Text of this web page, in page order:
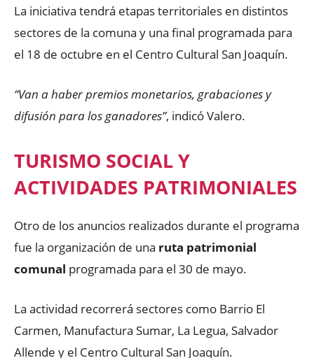
La iniciativa tendrá etapas territoriales en distintos
sectores de la comuna y una final programada para
el 18 de octubre en el Centro Cultural San Joaquín.
“Van a haber premios monetarios, grabaciones y
difusión para los ganadores”, indicó Valero.
TURISMO SOCIAL Y
ACTIVIDADES PATRIMONIALES
Otro de los anuncios realizados durante el programa
fue la organización de una ruta patrimonial
comunal programada para el 30 de mayo.
La actividad recorrerá sectores como Barrio El
Carmen, Manufactura Sumar, La Legua, Salvador
Allende y el Centro Cultural San Joaquín.